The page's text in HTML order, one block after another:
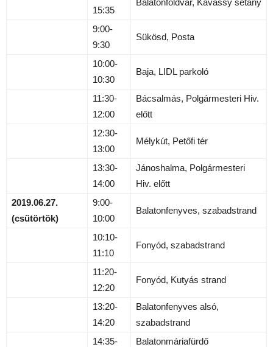
15:35
9:00-
9:30
Sükösd, Posta
10:00-
10:30
Baja, LIDL parkoló
11:30-
12:00
Bácsalmás, Polgármesteri Hiv.
előtt
12:30-
13:00
Mélykút, Petőfi tér
13:30-
14:00
Jánoshalma, Polgármesteri
Hiv. előtt
2019.06.27.
(csütörtök)
9:00-
10:00
Balatonfenyves, szabadstrand
10:10-
11:10
Fonyód, szabadstrand
11:20-
12:20
Fonyód, Kutyás strand
13:20-
14:20
Balatonfenyves alsó,
szabadstrand
14:35-
Balatonmáriafürdő